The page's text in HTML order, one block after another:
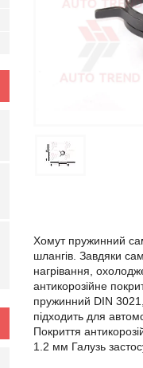
Хомут пружинний
шлангів. Завдяки
нагрівання,
антикорозійне
пружинний DIN
підходить для
Покриття
1.2 мм Галузь